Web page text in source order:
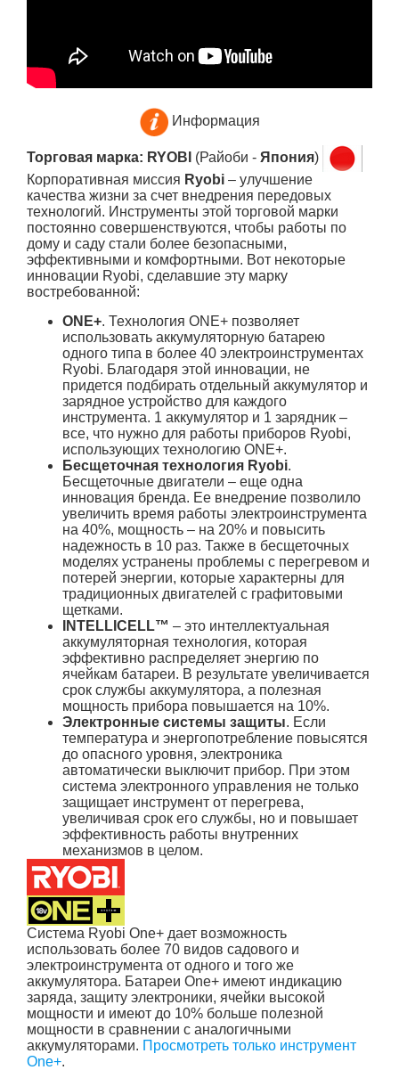
Информация
Торговая марка: RYOBI (Райоби - Япония)
Корпоративная миссия Ryobi – улучшение
качества жизни за счет внедрения передовых
технологий. Инструменты этой торговой марки
постоянно совершенствуются, чтобы работы по
дому и саду стали более безопасными,
эффективными и комфортными. Вот некоторые
инновации Ryobi, сделавшие эту марку
востребованной:
ONE+. Технология ONE+ позволяет
использовать аккумуляторную батарею
одного типа в более 40 электроинструментах
Ryobi. Благодаря этой инновации, не
придется подбирать отдельный аккумулятор и
зарядное устройство для каждого
инструмента. 1 аккумулятор и 1 зарядник –
все, что нужно для работы приборов Ryobi,
использующих технологию ONE+.
Бесщеточная технология Ryobi.
Бесщеточные двигатели – еще одна
инновация бренда. Ее внедрение позволило
увеличить время работы электроинструмента
на 40%, мощность – на 20% и повысить
надежность в 10 раз. Также в бесщеточных
моделях устранены проблемы с перегревом и
потерей энергии, которые характерны для
традиционных двигателей с графитовыми
щетками.
INTELLICELL™ – это интеллектуальная
аккумуляторная технология, которая
эффективно распределяет энергию по
ячейкам батареи. В результате увеличивается
срок службы аккумулятора, а полезная
мощность прибора повышается на 10%.
Электронные системы защиты. Если
температура и энергопотребление повысятся
до опасного уровня, электроника
автоматически выключит прибор. При этом
система электронного управления не только
защищает инструмент от перегрева,
увеличивая срок его службы, но и повышает
эффективность работы внутренних
механизмов в целом.
Система Ryobi One+ дает возможность
использовать более 70 видов садового и
электроинструмента от одного и того же
аккумулятора. Батареи One+ имеют индикацию
заряда, защиту электроники, ячейки высокой
мощности и имеют до 10% больше полезной
мощности в сравнении с аналогичными
аккумуляторами. Просмотреть только инструмент
One+.